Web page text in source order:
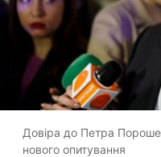
Довіра до Петра
нового опитування